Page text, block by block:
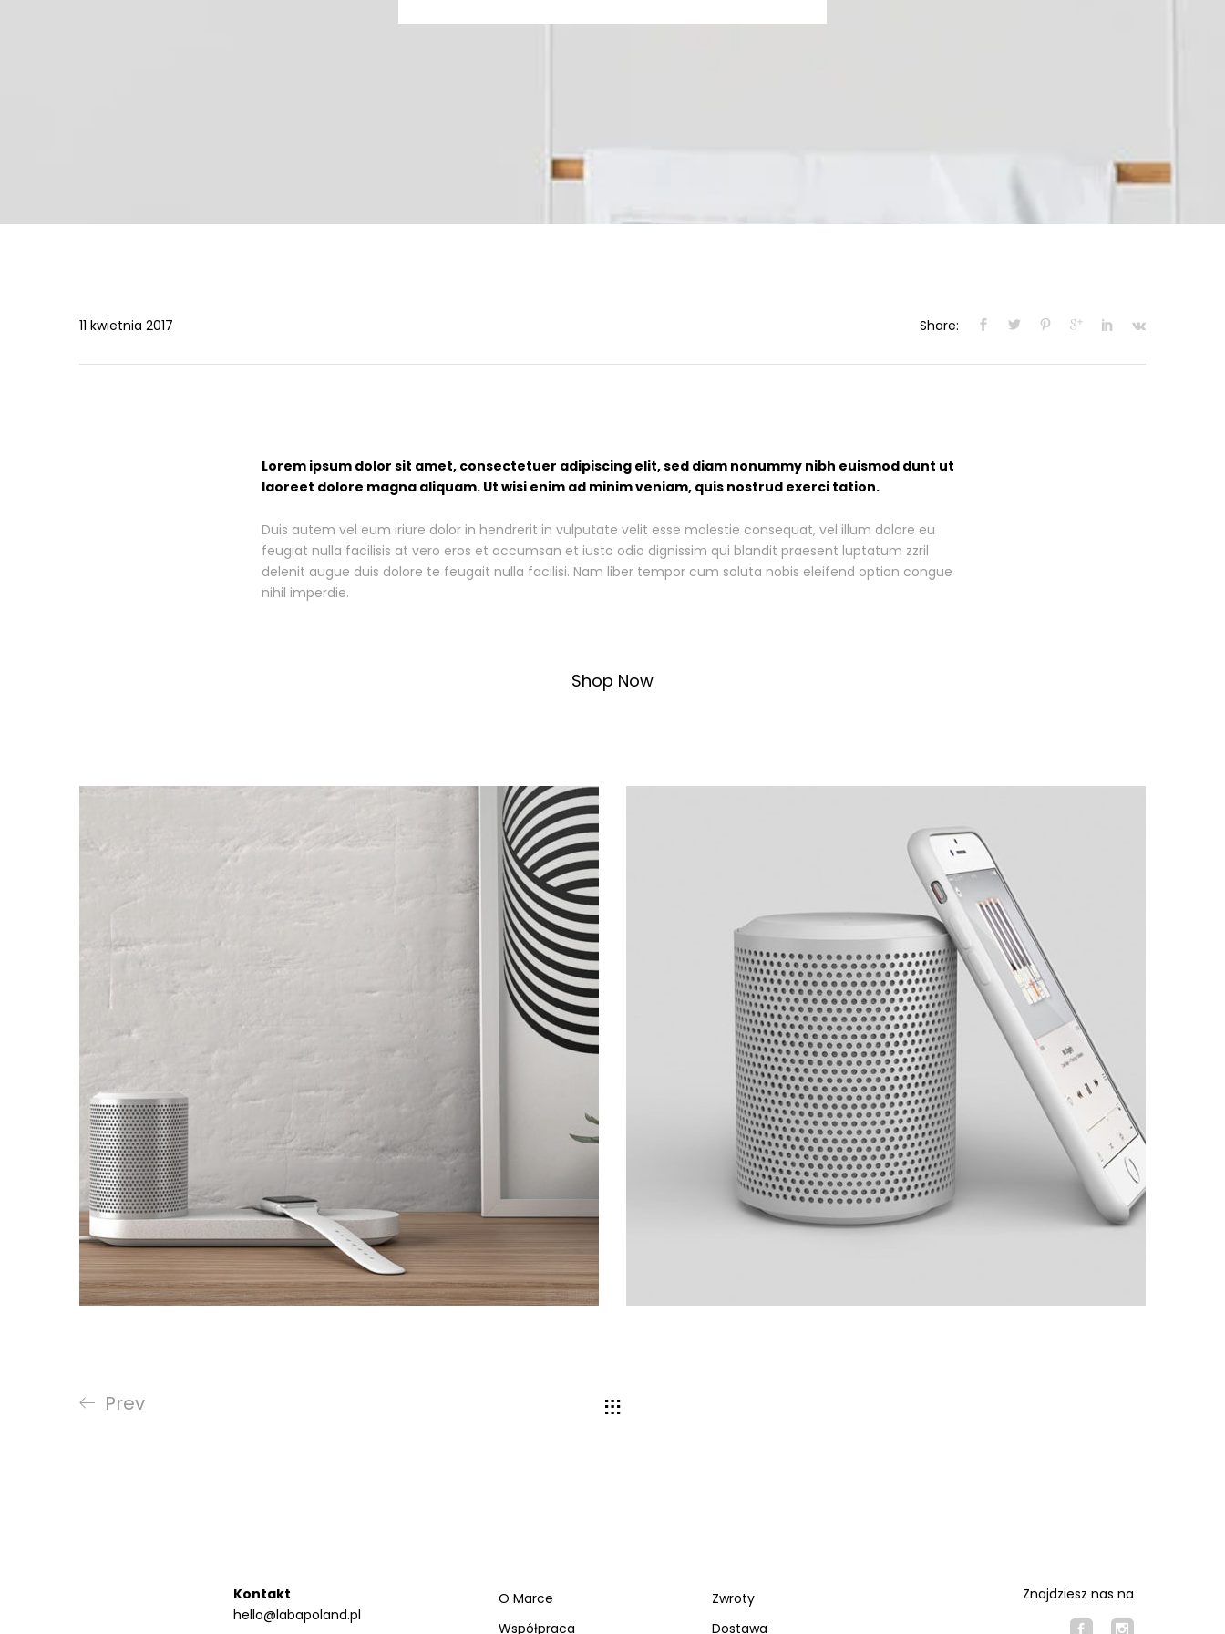
11 kwietnia 2017 Share:
Lorem ipsum dolor sit amet, consectetuer adipiscing elit, sed diam nonummy nibh euismod dunt ut
laoreet dolore magna aliquam. Ut wisi enim ad minim veniam, quis nostrud exerci tation.
Duis autem vel eum iriure dolor in hendrerit in vulputate velit esse molestie consequat, vel illum dolore eu
feugiat nulla facilisis at vero eros et accumsan et iusto odio dignissim qui blandit praesent luptatum zzril
delenit augue duis dolore te feugait nulla facilisi. Nam liber tempor cum soluta nobis eleifend option congue
nihil imperdie.
Shop Now
Prev
Kontakt
hello@labapoland.pl
O Marce
Współpraca
Zwroty
Dostawa
Znajdziesz nas na